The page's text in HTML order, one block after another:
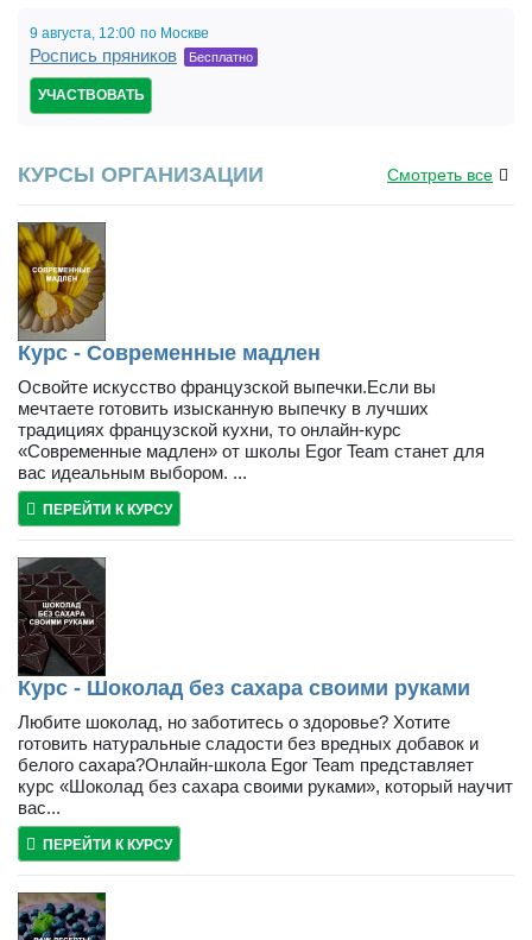
9 августа, 12:00 по Москве
Роспись пряников Бесплатно
УЧАСТВОВАТЬ
КУРСЫ ОРГАНИЗАЦИИ Смотреть все
Курс - Современные мадлен
Освойте искусство французской выпечки.Если вы
мечтаете готовить изысканную выпечку в лучших
традициях французской кухни, то онлайн-курс
«Современные мадлен» от школы Egor Team станет для
вас идеальным выбором. ...
ПЕРЕЙТИ К КУРСУ
Курс - Шоколад без сахара своими руками
Любите шоколад, но заботитесь о здоровье? Хотите
готовить натуральные сладости без вредных добавок и
белого сахара?Онлайн-школа Egor Team представляет
курс «Шоколад без сахара своими руками», который научит
вас...
ПЕРЕЙТИ К КУРСУ